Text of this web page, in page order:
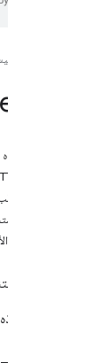
الصفحة
على
نص
نص
نطاقات
ينشئ
تعرض هذه